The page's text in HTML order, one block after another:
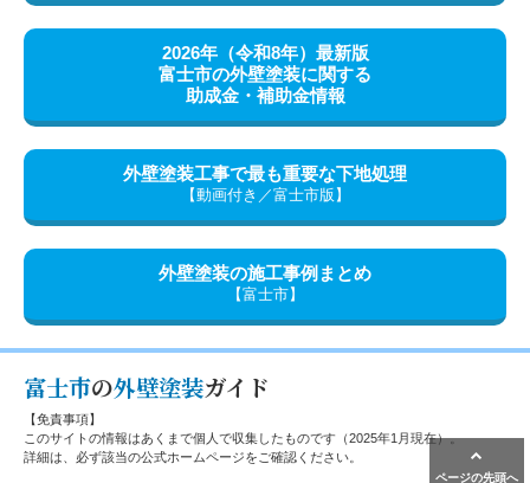
2026年（令和8年）最新版
富士市の外壁塗装に関する
助成金・補助金情報
外壁塗装工事で最も重要な下地処理
【動画付き／富士市版】
外壁塗装の施工事例 まとめ
【富士市】
富士市の外壁塗装ガイド
【免責事項】
このサイトの情報はあくまで個人で収集したものです（2025年1月現在）。
詳細は、必ず該当の公式ホームページをご確認ください。
ページの先頭へ